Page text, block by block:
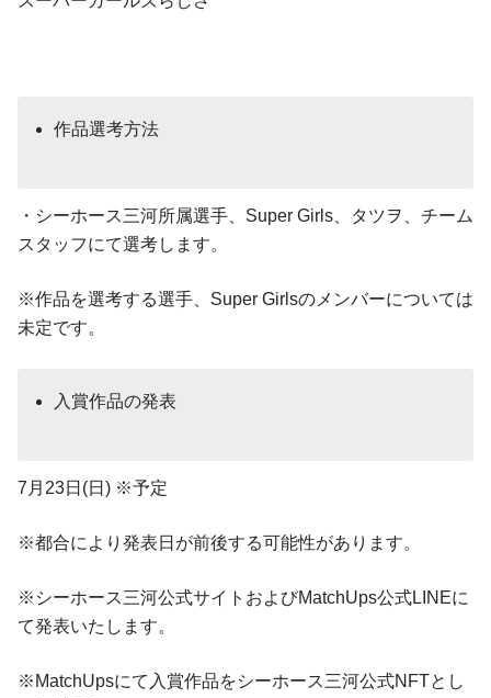
作品選考方法
・シーホース三河所属選手、Super Girls、タツヲ、チーム
スタッフにて選考します。
※作品を選考する選手、Super Girlsのメンバーについては
未定です。
入賞作品の発表
7月23日(日) ※予定
※都合により発表日が前後する可能性があります。
※シーホース三河公式サイトおよびMatchUps公式LINEに
て発表いたします。
※MatchUpsにて入賞作品をシーホース三河公式NFTとし